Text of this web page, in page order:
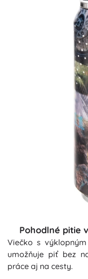
Pohodlné pitie
Viečko s
umožňuje piť bez
práce aj na cesty.